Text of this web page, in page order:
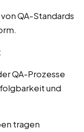
QA-Standards
:
QA-Prozesse
und
tragen